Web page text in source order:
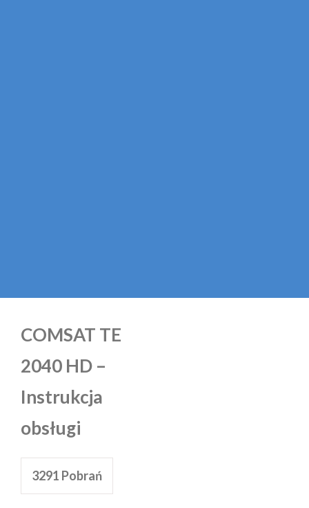
COMSAT TE
2040 HD –
Instrukcja
obsługi
3291 Pobrań